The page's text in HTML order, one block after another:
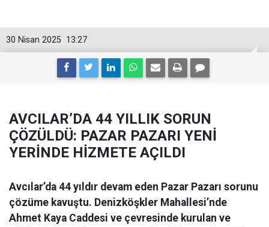
13:27
30 Nisan 2025
AVCILAR’DA 44 YILLIK SORUN
ÇÖZÜLDÜ: PAZAR PAZARI YENİ
YERİNDE HİZMETE AÇILDI
Avcılar’da 44 yıldır devam eden Pazar Pazarı sorunu
çözüme kavuştu. Denizköşkler Mahallesi’nde
Ahmet Kaya Caddesi ve çevresinde kurulan ve